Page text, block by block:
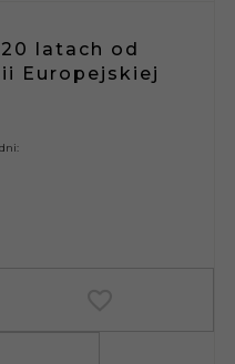
latach od
Europejskiej